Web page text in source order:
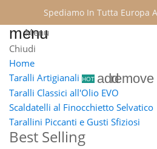
Spediamo In Tutta Europa
menu
Menu
Chiudi
Home
Taralli Artigianali HOT addremove
Taralli Classici all'Olio EVO
Scaldatelli al Finocchietto Selvatico
Tarallini Piccanti e Gusti Sfiziosi
Best Selling